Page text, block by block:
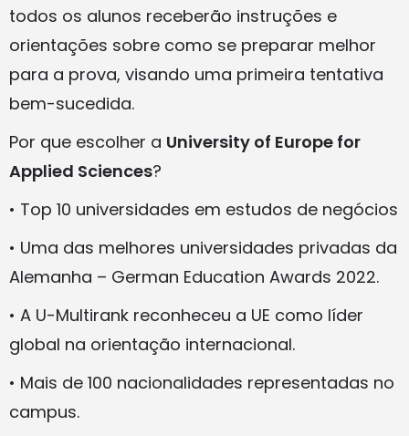
todos os alunos receberão instruções e
orientações sobre como se preparar melhor
para a prova, visando uma primeira tentativa
bem-sucedida.
Por que escolher a University of Europe for
Applied Sciences?
• Top 10 universidades em estudos de negócios
• Uma das melhores universidades privadas da
Alemanha – German Education Awards 2022.
• A U-Multirank reconheceu a UE como líder
global na orientação internacional.
• Mais de 100 nacionalidades representadas no
campus.